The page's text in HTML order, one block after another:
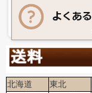
北海道 東北